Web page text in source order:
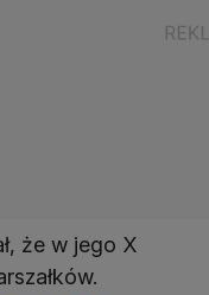
że w jego X